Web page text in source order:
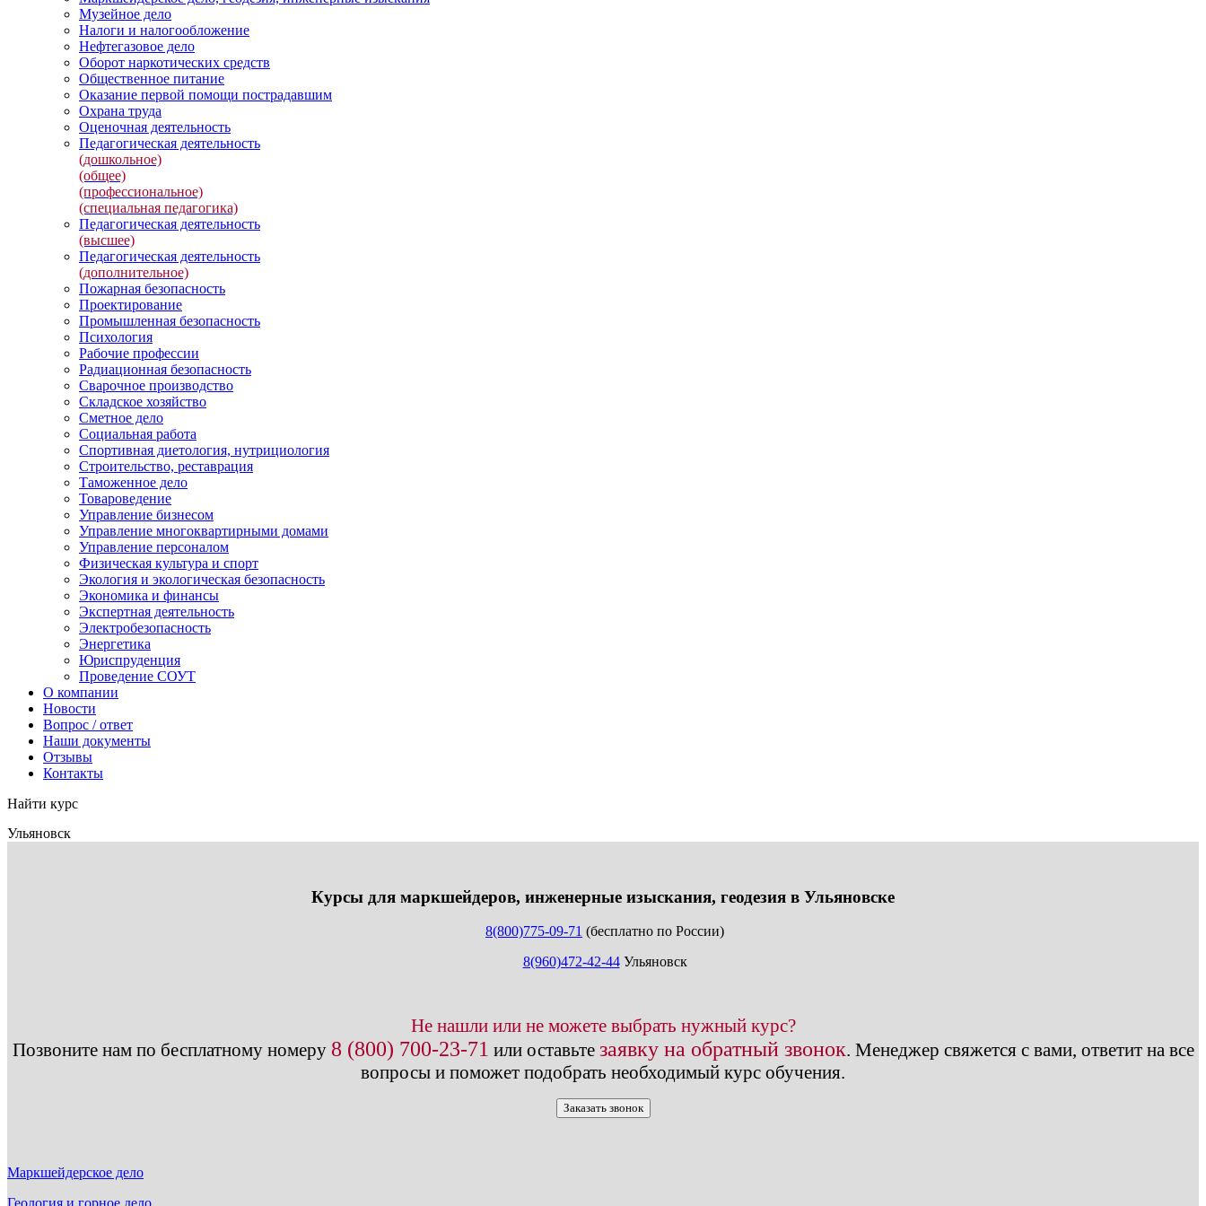
Музейное дело
Налоги и налогообложение
Нефтегазовое дело
Оборот наркотических средств
Общественное питание
Оказание первой помощи пострадавшим
Охрана труда
Оценочная деятельность
Педагогическая деятельность
(дошкольное)
(общее)
(профессиональное)
(специальная педагогика)
Педагогическая деятельность
(высшее)
Педагогическая деятельность
(дополнительное)
Пожарная безопасность
Проектирование
Промышленная безопасность
Психология
Рабочие профессии
Радиационная безопасность
Сварочное производство
Складское хозяйство
Сметное дело
Социальная работа
Спортивная диетология, нутрициология
Строительство, реставрация
Таможенное дело
Товароведение
Управление бизнесом
Управление многоквартирными домами
Управление персоналом
Физическая культура и спорт
Экология и экологическая безопасность
Экономика и финансы
Экспертная деятельность
Электробезопасность
Энергетика
Юриспруденция
Проведение СОУТ
О компании
Новости
Вопрос / ответ
Наши документы
Отзывы
Контакты
Найти курс
Ульяновск
Курсы для маркшейдеров, инженерные изыскания, геодезия в Ульяновске
8(800)775-09-71 (бесплатно по России)
8(960)472-42-44Ульяновск
Не нашли или не можете выбрать нужный курс?
Позвоните нам по бесплатному номеру 8 (800) 700-23-71 или оставьте заявку на обратный звонок. Менеджер свяжется с вами, ответит на все
вопросы и поможет подобрать необходимый курс обучения.
Заказать звонок
Маркшейдерское дело